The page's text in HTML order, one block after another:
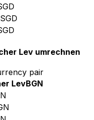
SGD
Lev umrechnen
pair
LevBGN